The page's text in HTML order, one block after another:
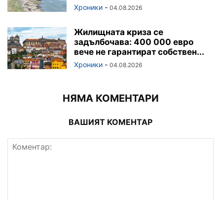
Хроники - 04.08.2026
Жилищната криза се
задълбочава: 400 000 евро
вече не гарантират собствен...
Хроники - 04.08.2026
НЯМА КОМЕНТАРИ
ВАШИЯТ КОМЕНТАР